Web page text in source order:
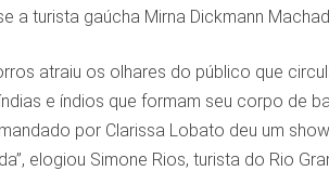
a turista gaúcha Mirna Dickmann
atraiu os olhares do público que
e índios que formam seu corpo de
por Clarissa Lobato deu um
elogiou Simone Rios, turista do Rio